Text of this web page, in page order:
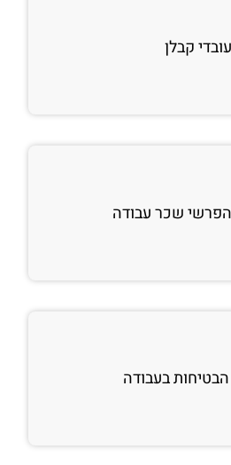
עובדי קבלן
שכר עבודה
בעבודה